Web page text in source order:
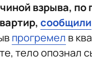
взрыва, по
сообщили
прогремел в
тело опознал